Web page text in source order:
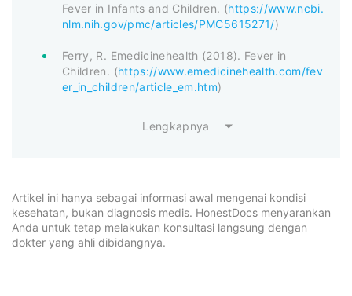
Fever in Infants and Children. (https://www.ncbi.
nlm.nih.gov/pmc/articles/PMC5615271/)
Ferry, R. Emedicinehealth (2018). Fever in
Children. (https://www.emedicinehealth.com/fev
er_in_children/article_em.htm)
Lengkapnya
Artikel ini hanya sebagai informasi awal mengenai kondisi
kesehatan, bukan diagnosis medis. HonestDocs menyarankan
Anda untuk tetap melakukan konsultasi langsung dengan
dokter yang ahli dibidangnya.